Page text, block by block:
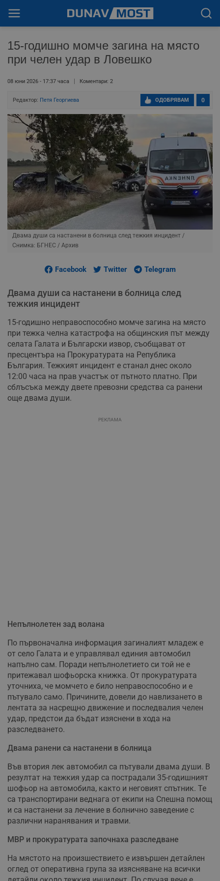
15-годишно момче загина на място
при челен удар в Ловешко
08 юни 2026 - 17:37 часа Коментари: 2
Редактор: Петя Георгиева 0
ОДОБРЯВАМ
Двама души са настанени в болница след тежкия инцидент /
Снимка: БГНЕС / Архив
Facebook Twitter Telegram
Двама души са настанени в болница след
тежкия инцидент
15-годишно неправоспособно момче загина на място
при тежка челна катастрофа на общинския път между
селата Галата и Български извор, съобщават от
пресцентъра на Прокуратурата на Република
България. Тежкият инцидент е станал днес около
12:00 часа на прав участък от пътното платно. При
сблъсъка между двете превозни средства са ранени
още двама души.
РЕКЛАМА
Непълнолетен зад волана
По първоначална информация загиналият младеж е
от село Галата и е управлявал единия автомобил
напълно сам. Поради непълнолетието си той не е
притежавал шофьорска книжка. От прокуратурата
уточниха, че момчето е било неправоспособно и е
пътувало само. Причините, довели до навлизането в
лентата за насрещно движение и последвалия челен
удар, предстои да бъдат изяснени в хода на
разследването.
Двама ранени са настанени в болница
Във втория лек автомобил са пътували двама души. В
резултат на тежкия удар са пострадали 35-годишният
шофьор на автомобила, както и неговият спътник. Те
са транспортирани веднага от екипи на Спешна помощ
и са настанени за лечение в болнично заведение с
различни наранявания и травми.
МВР и прокуратурата започнаха разследване
На мястото на произшествието е извършен детайлен
оглед от оперативна група за изясняване на всички